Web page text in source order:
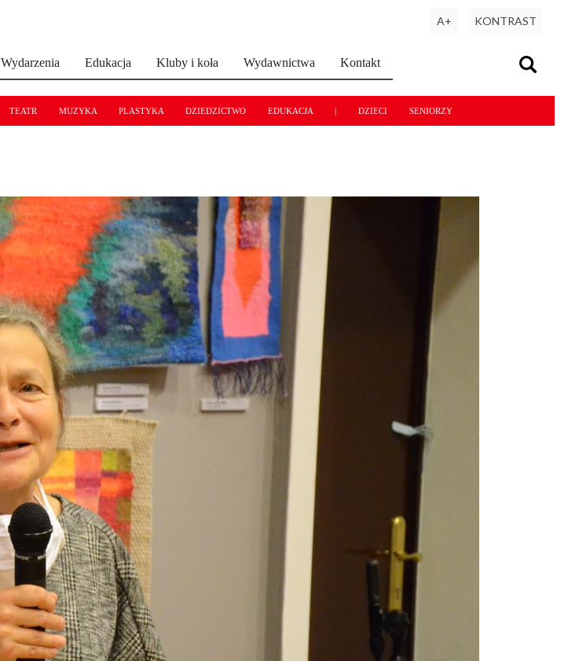
Wydarzenia Edukacja Kluby i koła Wydawnictwa Kontakt
TEATR MUZYKA PLASTYKA DZIEDZICTWO EDUKACJA | DZIECI SENIORZY
A+ KONTRAST